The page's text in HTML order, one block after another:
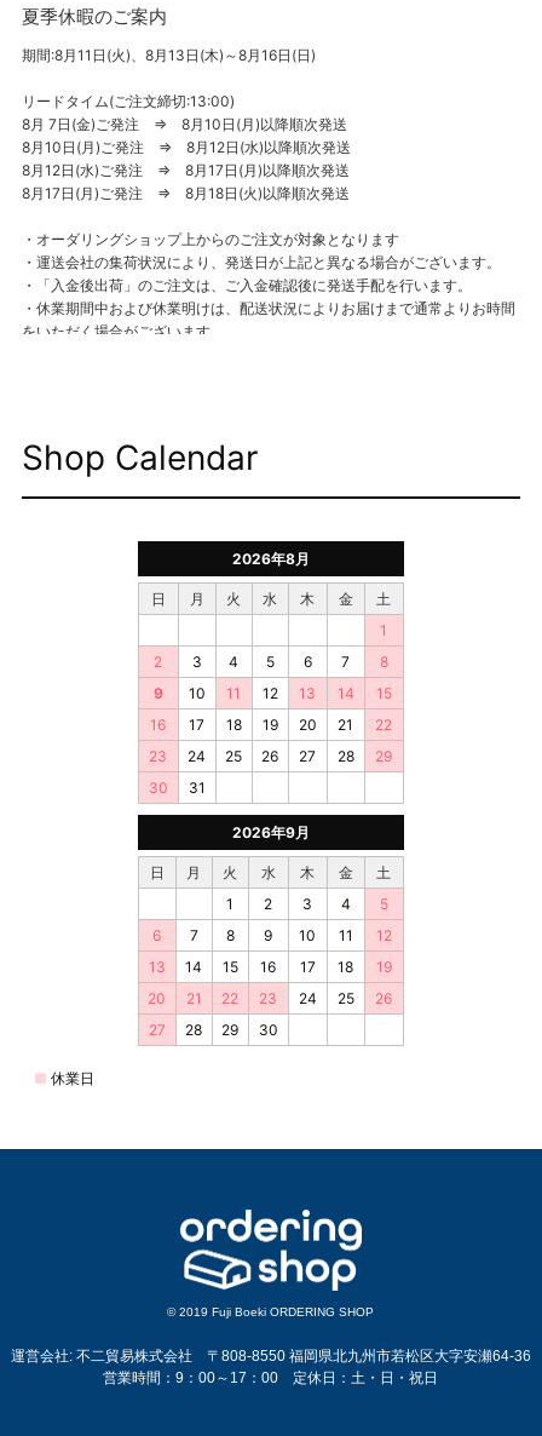
© 2019 Fuji Boeki ORDERING SHOP
運営会社: 不二貿易株式会社 〒808-8550 福岡県北九州市若松区大字安瀬64-36
営業時間：9：00～17：00 定休日：土・日・祝日